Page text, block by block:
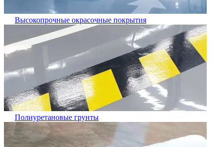
Высокопрочные окрасочные покрытия
Полиуретановые грунты